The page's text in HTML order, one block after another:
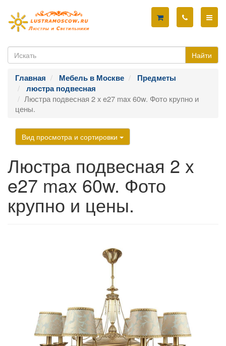
Найти
Главная Мебель в Москве
Предметы
люстра подвесная
Люстра подвесная 2 x e27 max 60w. Фото крупно и
цены.
Вид просмотра и сортировки
Люстра подвесная 2 x
e27 max 60w. Фото
крупно и цены.